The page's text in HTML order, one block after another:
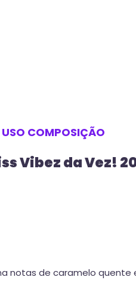
COMPOSIÇÃO
Vibez da Vez!
notas de caramelo